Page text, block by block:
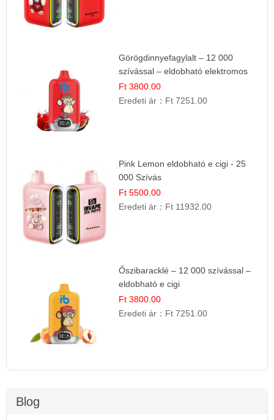
Görögdinnyefagylalt – 12 000
szívással – eldobható elektromos
cigi
Ft 3800.00
Eredeti ár： Ft 7251.00
Pink Lemon eldobható e cigi - 25
000 Szívás
Ft 5500.00
Eredeti ár： Ft 11932.00
Őszibaracklé – 12 000 szívással –
eldobható e cigi
Ft 3800.00
Eredeti ár： Ft 7251.00
Blog